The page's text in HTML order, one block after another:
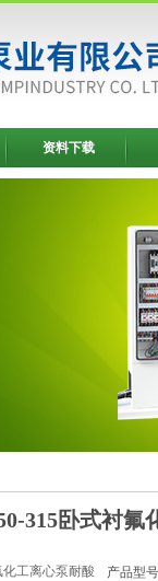
资料下载
315卧式衬
产品型